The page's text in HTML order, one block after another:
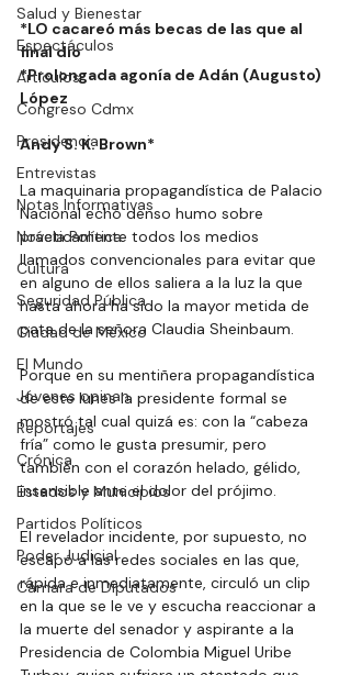
Salud y Bienestar
Espectáculos
Artículos
Congreso Cdmx
Presidencia
Entrevistas
Notas Informativas
Novela Política
Cultura
Seguridad Pública
Ciudad de México
El Mundo
Jóvenes opinan
Reportajes
Crónica
Estados y Municipios
Partidos Políticos
Poder Judicial
Cámara de Diputados
*LO cacareó más becas de las que al
final dio
*Prolongada agonía de Adán (Augusto)
López
Andy S. K. Brown*
La maquinaria propagandística de Palacio
Nacional echó denso humo sobre
prácticamente todos los medios
llamados convencionales para evitar que
en alguno de ellos saliera a la luz la que
hasta ahora ha sido la mayor metida de
pata de la señora Claudia Sheinbaum.
Porque en su mentiñera propagandística
de este lunes la presidente formal se
mostró tal cual quizá es: con la “cabeza
fría” como le gusta presumir, pero
también con el corazón helado, gélido,
insensible ante el dolor del prójimo.
El revelador incidente, por supuesto, no
escapó a las redes sociales en las que,
rápida e inmediatamente, circuló un clip
en la que se le ve y escucha reaccionar a
la muerte del senador y aspirante a la
Presidencia de Colombia Miguel Uribe